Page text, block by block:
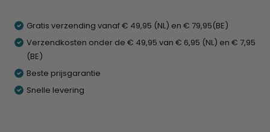
Gratis verzending vanaf € 49,95 (NL) en € 79,95(BE)
Verzendkosten onder de € 49,95 van € 6,95 (NL) en € 7,95
(BE)
Beste prijsgarantie
Snelle levering